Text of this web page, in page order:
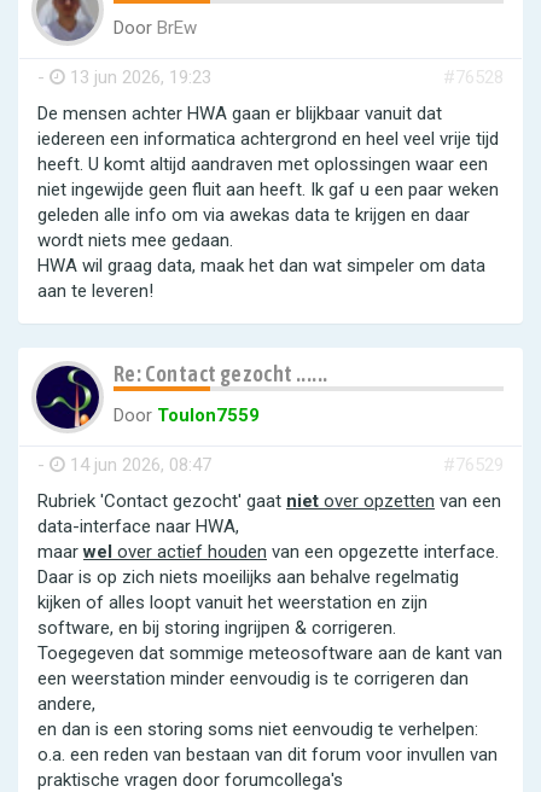
Door BrEw
- 13 jun 2026, 19:23
#76528
De mensen achter HWA gaan er blijkbaar vanuit dat
iedereen een informatica achtergrond en heel veel vrije tijd
heeft. U komt altijd aandraven met oplossingen waar een
niet ingewijde geen fluit aan heeft. Ik gaf u een paar weken
geleden alle info om via awekas data te krijgen en daar
wordt niets mee gedaan.
HWA wil graag data, maak het dan wat simpeler om data
aan te leveren!
Re: Contact gezocht ......
Door Toulon7559
- 14 jun 2026, 08:47
#76529
Rubriek 'Contact gezocht' gaat niet over opzetten van een
data-interface naar HWA,
maarwel over actief houden van een opgezette interface.
Daar is op zich niets moeilijks aan behalve regelmatig
kijken of alles loopt vanuit het weerstation en zijn
software, en bij storing ingrijpen & corrigeren.
Toegegeven dat sommige meteosoftware aan de kant van
een weerstation minder eenvoudig is te corrigeren dan
andere,
en dan is een storing soms niet eenvoudig te verhelpen:
o.a. een reden van bestaan van dit forum voor invullen van
praktische vragen door forumcollega's